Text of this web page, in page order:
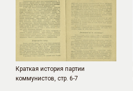
Краткая история партии
коммунистов, стр. 6-7